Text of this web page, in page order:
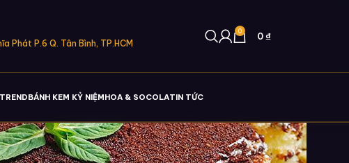
Phát P.6 Q. Tân Bình, TP.HCM
0 0₫
BÁNH KEM KỶ NIỆMHOA & SOCOLATIN TỨC